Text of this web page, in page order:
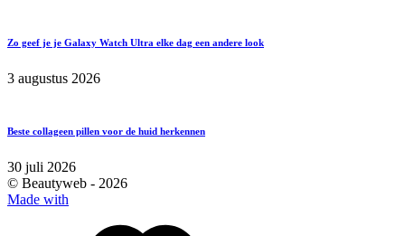
Zo geef je je Galaxy Watch Ultra elke dag een andere look
3 augustus 2026
Beste collageen pillen voor de huid herkennen
30 juli 2026
© Beautyweb - 2026
Made with